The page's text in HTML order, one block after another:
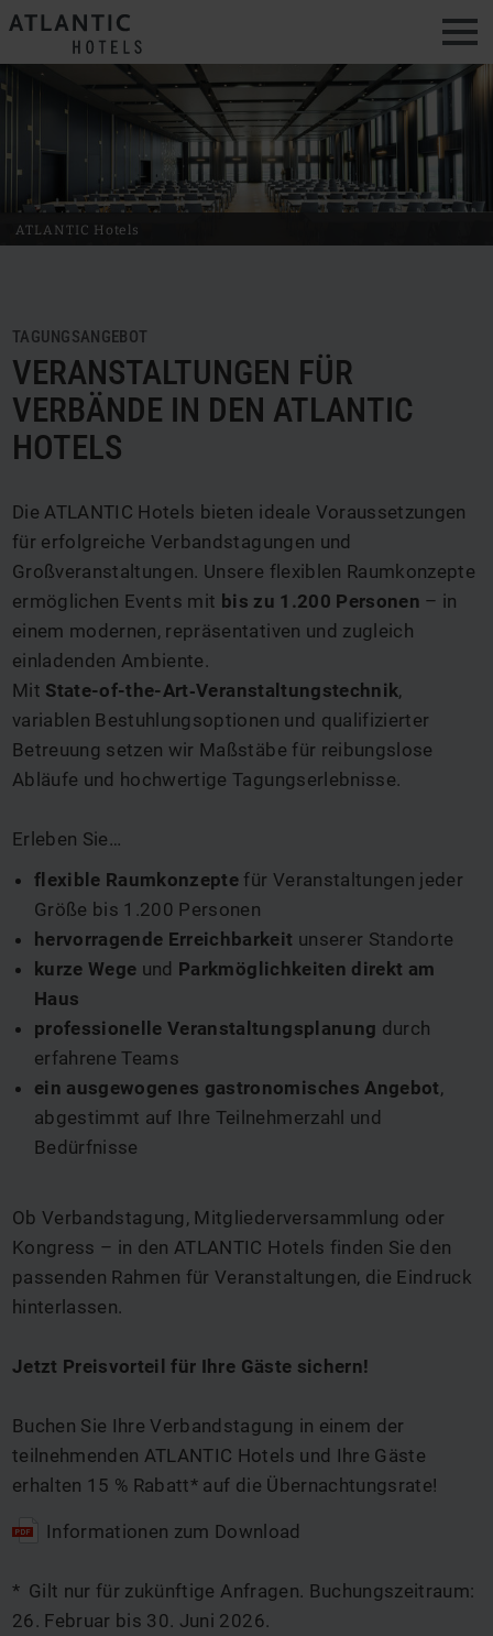
ATLANTIC Hotels
TAGUNGSANGEBOT
VERANSTALTUNGEN FÜR
VERBÄNDE IN DEN ATLANTIC
HOTELS
Die ATLANTIC Hotels bieten ideale Voraussetzungen
für erfolgreiche Verbandstagungen und
Großveranstaltungen. Unsere flexiblen Raumkonzepte
ermöglichen Events mit bis zu 1.200 Personen – in
einem modernen, repräsentativen und zugleich
einladenden Ambiente.
Mit State-of-the-Art‑Veranstaltungstechnik,
variablen Bestuhlungsoptionen und qualifizierter
Betreuung setzen wir Maßstäbe für reibungslose
Abläufe und hochwertige Tagungserlebnisse.
Erleben Sie…
flexible Raumkonzepte für Veranstaltungen jeder
Größe bis 1.200 Personen
hervorragende Erreichbarkeit unserer Standorte
kurze Wege und Parkmöglichkeiten direkt am
Haus
professionelle Veranstaltungsplanung durch
erfahrene Teams
ein ausgewogenes gastronomisches Angebot,
abgestimmt auf Ihre Teilnehmerzahl und
Bedürfnisse
Ob Verbandstagung, Mitgliederversammlung oder
Kongress – in den ATLANTIC Hotels finden Sie den
passenden Rahmen für Veranstaltungen, die Eindruck
hinterlassen.
Jetzt Preisvorteil für Ihre Gäste sichern!
Buchen Sie Ihre Verbandstagung in einem der
teilnehmenden ATLANTIC Hotels und Ihre Gäste
erhalten 15 % Rabatt* auf die Übernachtungsrate!
Informationen zum Download
* Gilt nur für zukünftige Anfragen. Buchungszeitraum:
26. Februar bis 30. Juni 2026.